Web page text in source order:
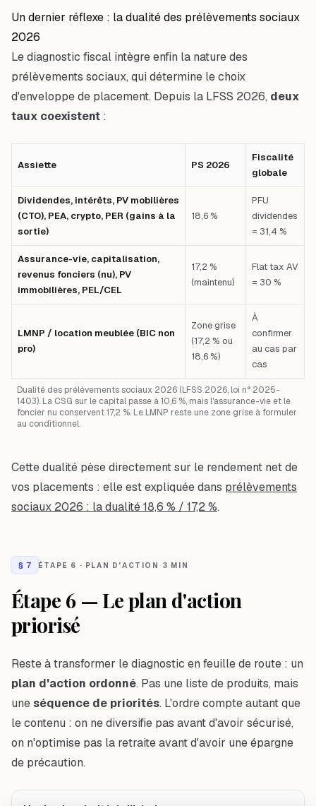
Un dernier réflexe : la dualité des prélèvements sociaux
2026
Le diagnostic fiscal intègre enfin la nature des
prélèvements sociaux, qui détermine le choix
d'enveloppe de placement. Depuis la LFSS 2026, deux
taux coexistent :
Dualité des prélèvements sociaux 2026 (LFSS 2026, loi n° 2025-
1403). La CSG sur le capital passe à 10,6 %, mais l'assurance-vie et le
foncier nu conservent 17,2 %. Le LMNP reste une zone grise à formuler
au conditionnel.
Assiette PS 2026
Fiscalité
globale
Dividendes, intérêts, PV mobilières
(CTO), PEA, crypto, PER (gains à la
sortie)
18,6 %
PFU
dividendes
= 31,4 %
Assurance-vie, capitalisation,
revenus fonciers (nu), PV
immobilières, PEL/CEL
17,2 %
(maintenu)
Flat tax AV
= 30 %
LMNP / location meublée (BIC non
pro)
Zone grise
(17,2 % ou
18,6 %)
À
confirmer
au cas par
cas
Cette dualité pèse directement sur le rendement net de
vos placements : elle est expliquée dans prélèvements
sociaux 2026 : la dualité 18,6 % / 17,2 %.
§ 7 ÉTAPE 6 · PLAN D'ACTION · 3 MIN
Étape 6 — Le plan d'action
priorisé
Reste à transformer le diagnostic en feuille de route : un
plan d'action ordonné. Pas une liste de produits, mais
uneséquence de priorités. L'ordre compte autant que
le contenu : on ne diversifie pas avant d'avoir sécurisé,
on n'optimise pas la retraite avant d'avoir une épargne
de précaution.